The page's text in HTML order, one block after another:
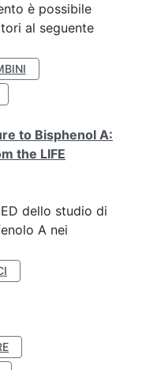
è possibile
al seguente
to Bisphenol A:
the LIFE
dello studio di
A nei